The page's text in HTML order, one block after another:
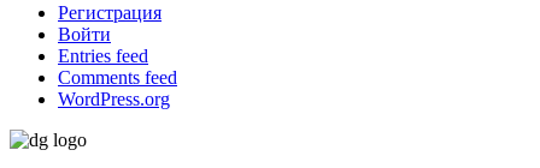
Регистрация
Войти
Entries feed
Comments feed
WordPress.org